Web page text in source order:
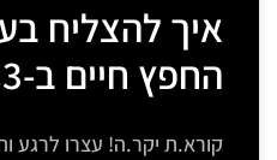
איך להצליח
החפץ חיים ב-3 צעדים
קורא.ת יקר.ה! עצרו לרגע